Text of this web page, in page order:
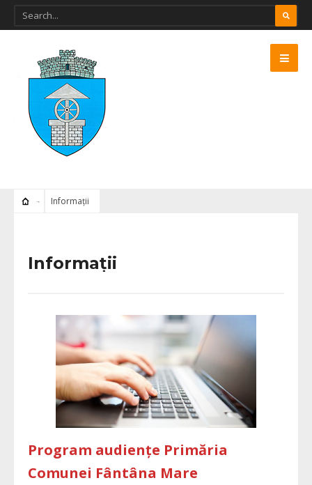
Informații
Informații
Program audiențe Primăria
Comunei Fântâna Mare